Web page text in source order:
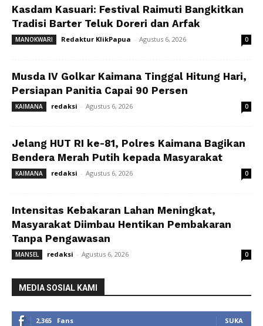
Kasdam Kasuari: Festival Raimuti Bangkitkan
Tradisi Barter Teluk Doreri dan Arfak
MANOKWARI Redaktur KlikPapua - Agustus 6, 2026 0
Musda IV Golkar Kaimana Tinggal Hitung Hari,
Persiapan Panitia Capai 90 Persen
KAIMANA redaksi - Agustus 6, 2026 0
Jelang HUT RI ke-81, Polres Kaimana Bagikan
Bendera Merah Putih kepada Masyarakat
KAIMANA redaksi - Agustus 6, 2026 0
Intensitas Kebakaran Lahan Meningkat,
Masyarakat Diimbau Hentikan Pembakaran
Tanpa Pengawasan
MANSEL redaksi - Agustus 6, 2026 0
MEDIA SOSIAL KAMI
2,365 Fans SUKA